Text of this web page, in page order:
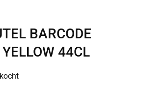
BARCODE
44CL